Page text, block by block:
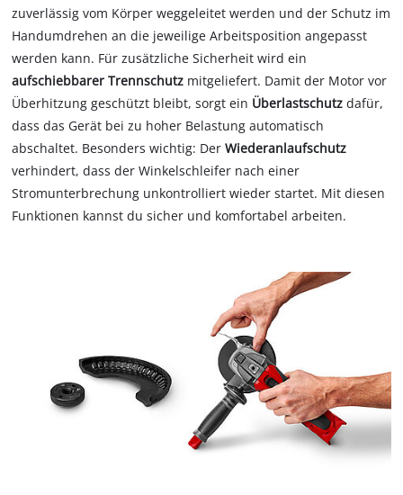
zuverlässig vom Körper weggeleitet werden und der Schutz im
Handumdrehen an die jeweilige Arbeitsposition angepasst
werden kann. Für zusätzliche Sicherheit wird ein
aufschiebbarer Trennschutz mitgeliefert. Damit der Motor vor
Überhitzung geschützt bleibt, sorgt ein Überlastschutz dafür,
dass das Gerät bei zu hoher Belastung automatisch
abschaltet. Besonders wichtig: DerWiederanlaufschutz
verhindert, dass der Winkelschleifer nach einer
Stromunterbrechung unkontrolliert wieder startet. Mit diesen
Funktionen kannst du sicher und komfortabel arbeiten.